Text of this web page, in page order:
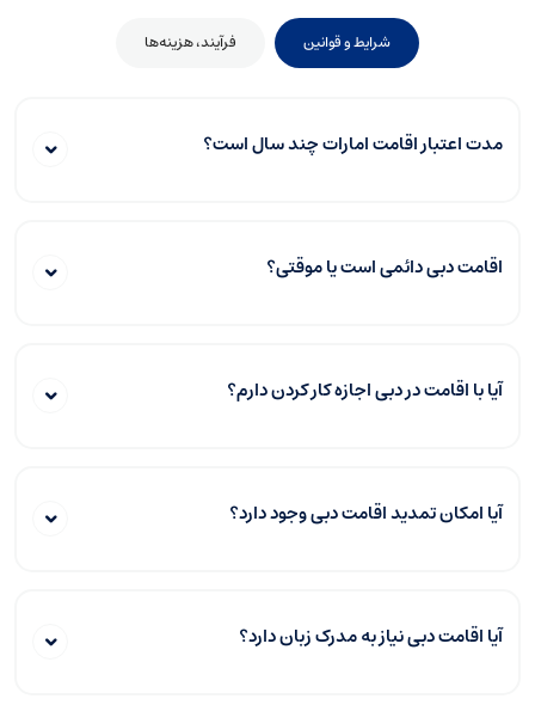
شرایط و قوانین فرآیند، هزینه‌ها
مدت اعتبار اقامت امارات چند سال است؟
اقامت دبی دائمی است یا موقتی؟
آیا با اقامت در دبی اجازه کار کردن دارم؟
آیا امکان تمدید اقامت دبی وجود دارد؟
آیا اقامت دبی نیاز به مدرک زبان دارد؟